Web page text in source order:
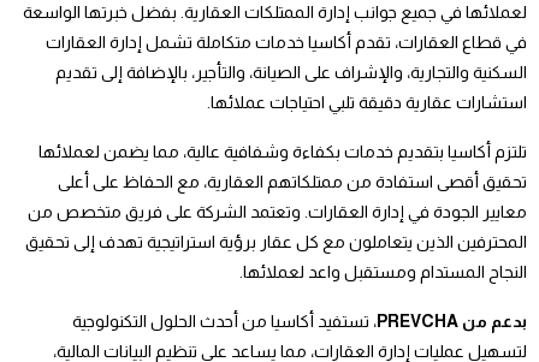
لعملائها في جميع جوانب إدارة الممتلكات العقارية. بفضل خبرتها الواسعة
في قطاع العقارات، تقدم أكاسيا خدمات متكاملة تشمل إدارة العقارات
السكنية والتجارية، والإشراف على الصيانة، والتأجير، بالإضافة إلى تقديم
استشارات عقارية دقيقة تلبي احتياجات عملائها.
تلتزم أكاسيا بتقديم خدمات بكفاءة وشفافية عالية، مما يضمن لعملائها
تحقيق أقصى استفادة من ممتلكاتهم العقارية، مع الحفاظ على أعلى
معايير الجودة في إدارة العقارات. وتعتمد الشركة على فريق متخصص من
المحترفين الذين يتعاملون مع كل عقار برؤية استراتيجية تهدف إلى تحقيق
النجاح المستدام ومستقبل واعد لعملائها.
بدعم من PREVCHA
، تستفيد أكاسيا من أحدث الحلول التكنولوجية
لتسهيل عمليات إدارة العقارات، مما يساعد على تنظيم البيانات المالية،